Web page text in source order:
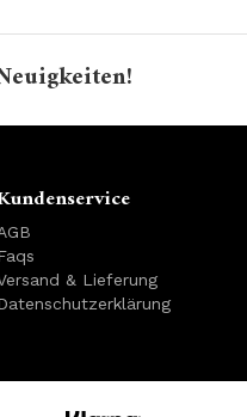
& Lieferung